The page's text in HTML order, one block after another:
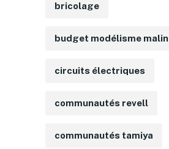
bricolage
budget modélisme malin
circuits électriques
communautés revell
communautés tamiya